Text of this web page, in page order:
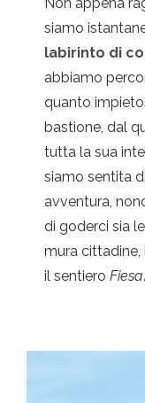
siamo
labirinto di
abbiamo
quanto
bastione, dal
tutta la sua
siamo sentita
avventura,
di goderci sia
mura cittadine,
il sentiero Fiesa.